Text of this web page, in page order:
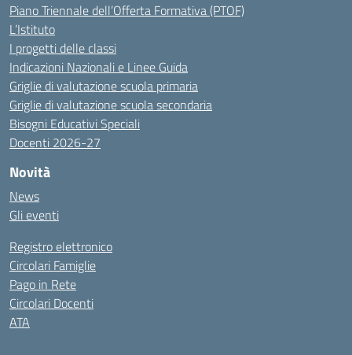
Piano Triennale dell’Offerta Formativa (PTOF)
L’Istituto
I progetti delle classi
Indicazioni Nazionali e Linee Guida
Griglie di valutazione scuola primaria
Griglie di valutazione scuola secondaria
Bisogni Educativi Speciali
Docenti 2026-27
Novità
News
Gli eventi
Registro elettronico
Circolari Famiglie
Pago in Rete
Circolari Docenti
ATA